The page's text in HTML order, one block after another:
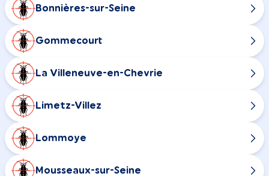
Bonnières-sur-Seine
Gommecourt
La Villeneuve-en-Chevrie
Limetz-Villez
Lommoye
Mousseaux-sur-Seine